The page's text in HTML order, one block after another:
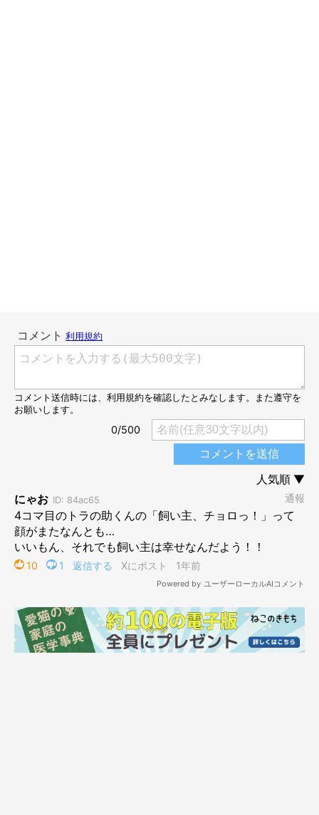
ものすごいブスっとした顔でウトウトしていても、名前を呼ぶと
「にゃ〜ん」なんて言って撫でられにきてくれる。
これって猫なりの気遣いだよね？と親バカな私は感心していま
す。